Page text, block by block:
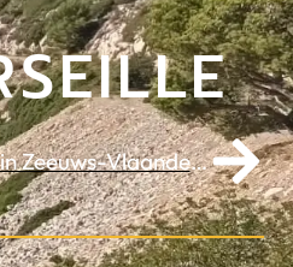
Parijs-Roubaix van het Zeeuwse Land – gravelroute in Zeeuws-Vlaanderen